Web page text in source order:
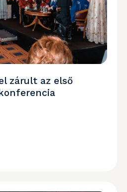
zárult az első